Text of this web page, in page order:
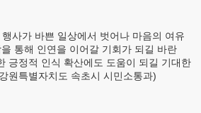
사가 바쁜 일상에서 벗어나 마음의 여유
통해 인연을 이어갈 기회가 되길 바란
긍정적 인식 확산에도 도움이 되길 기대한
원특별자치도 속초시 시민소통과)